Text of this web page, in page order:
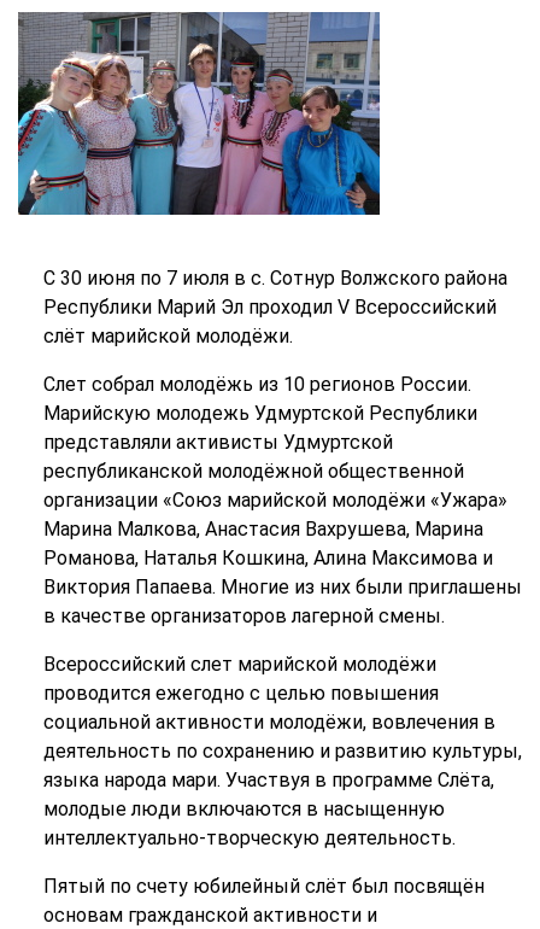
С 30 июня по 7 июля в с. Сотнур Волжского района
Республики Марий Эл проходил V Всероссийский
слёт марийской молодёжи.
Слет собрал молодёжь из 10 регионов России.
Марийскую молодежь Удмуртской Республики
представляли активисты Удмуртской
республиканской молодёжной общественной
организации «Союз марийской молодёжи «Ужара»
Марина Малкова, Анастасия Вахрушева, Марина
Романова, Наталья Кошкина, Алина Максимова и
Виктория Папаева. Многие из них были приглашены
в качестве организаторов лагерной смены.
Всероссийский слет марийской молодёжи
проводится ежегодно с целью повышения
социальной активности молодёжи, вовлечения в
деятельность по сохранению и развитию культуры,
языка народа мари. Участвуя в программе Слёта,
молодые люди включаются в насыщенную
интеллектуально-творческую деятельность.
Пятый по счету юбилейный слёт был посвящён
основам гражданской активности и